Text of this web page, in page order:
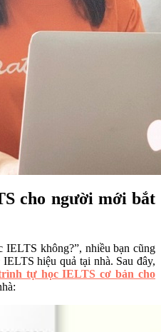
cho người mới bắt
IELTS không?”, nhiều bạn cũng
hiệu quả tại nhà. Sau đây,
tự học IELTS cơ bản cho